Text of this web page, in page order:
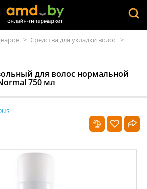
> Средства для укладки волос >
для волос нормальной
750 мл